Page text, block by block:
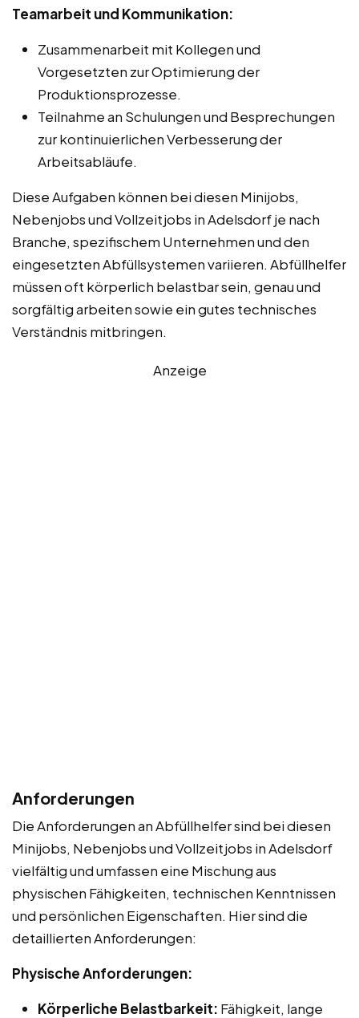
Teamarbeit und Kommunikation:
Zusammenarbeit mit Kollegen und
Vorgesetzten zur Optimierung der
Produktionsprozesse.
Teilnahme an Schulungen und Besprechungen
zur kontinuierlichen Verbesserung der
Arbeitsabläufe.
Diese Aufgaben können bei diesen Minijobs,
Nebenjobs und Vollzeitjobs in Adelsdorf je nach
Branche, spezifischem Unternehmen und den
eingesetzten Abfüllsystemen variieren. Abfüllhelfer
müssen oft körperlich belastbar sein, genau und
sorgfältig arbeiten sowie ein gutes technisches
Verständnis mitbringen.
Anzeige
Anforderungen
Die Anforderungen an Abfüllhelfer sind bei diesen
Minijobs, Nebenjobs und Vollzeitjobs in Adelsdorf
vielfältig und umfassen eine Mischung aus
physischen Fähigkeiten, technischen Kenntnissen
und persönlichen Eigenschaften. Hier sind die
detaillierten Anforderungen:
Physische Anforderungen:
Körperliche Belastbarkeit: Fähigkeit, lange